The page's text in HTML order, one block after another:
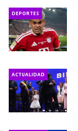
DEPORTES
ACTUALIDAD